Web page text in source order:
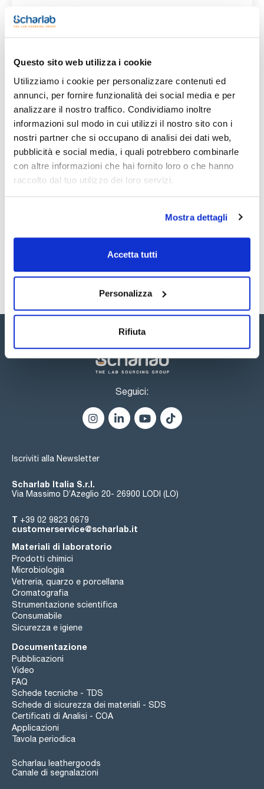
Questo sito web utilizza i cookie
Utilizziamo i cookie per personalizzare contenuti ed
annunci, per fornire funzionalità dei social media e per
analizzare il nostro traffico. Condividiamo inoltre
informazioni sul modo in cui utilizzi il nostro sito con i
nostri partner che si occupano di analisi dei dati web,
pubblicità e social media, i quali potrebbero combinarle
con altre informazioni che hai fornito loro o che hanno
raccolto dal tuo utilizzo dei loro servizi.
Mostra dettagli
Accetta tutti
Personalizza
Rifiuta
1 (1)
Risultato di ricerca per : 073-1510AM
CODICE DESCRIZIONE
DISPONIBILITÀ
SPAGNA
073-
1510AM
Burette di
vetro ambrato.
SCHARLAU.
Buretta dritta,
chiave in vetro.
Capacità (ml):
50.
Graduazioni
0 - contatta i
ns.uffici
Seguici:
Iscriviti alla Newsletter
Scharlab Italia S.r.l.
Via Massimo D’Azeglio 20- 26900 LODI (LO)
T +39 02 9823 0679
customerservice@scharlab.it
Materiali di laboratorio
Prodotti chimici
Microbiologia
Vetreria, quarzo e porcellana
Cromatografia
Strumentazione scientifica
Consumabile
Sicurezza e igiene
Documentazione
Pubblicazioni
Video
FAQ
Schede tecniche - TDS
Schede di sicurezza dei materiali - SDS
Certificati di Analisi - COA
Applicazioni
Tavola periodica
Scharlau leathergoods
Canale di segnalazioni